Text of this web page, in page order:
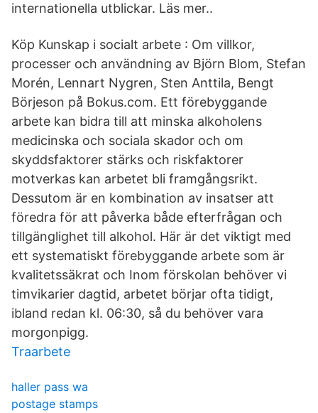
internationella utblickar. Läs mer..
Köp Kunskap i socialt arbete : Om villkor,
processer och användning av Björn Blom, Stefan
Morén, Lennart Nygren, Sten Anttila, Bengt
Börjeson på Bokus.com. Ett förebyggande
arbete kan bidra till att minska alkoholens
medicinska och sociala skador och om
skyddsfaktorer stärks och riskfaktorer
motverkas kan arbetet bli framgångsrikt.
Dessutom är en kombination av insatser att
föredra för att påverka både efterfrågan och
tillgänglighet till alkohol. Här är det viktigt med
ett systematiskt förebyggande arbete som är
kvalitetssäkrat och Inom förskolan behöver vi
timvikarier dagtid, arbetet börjar ofta tidigt,
ibland redan kl. 06:30, så du behöver vara
morgonpigg.
Traarbete
haller pass wa
postage stamps